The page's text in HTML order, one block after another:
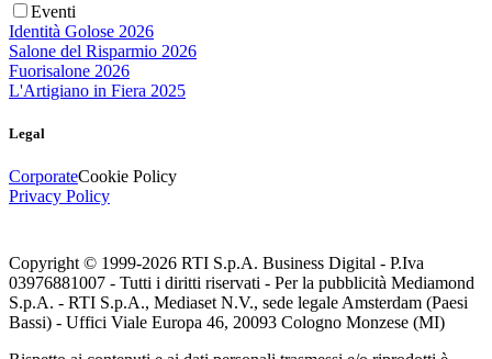
Eventi
Identità Golose 2026
Salone del Risparmio 2026
Fuorisalone 2026
L'Artigiano in Fiera 2025
Legal
CorporateCookie Policy
Privacy Policy
Copyright © 1999-2026 RTI S.p.A. Business Digital - P.Iva
03976881007 - Tutti i diritti riservati - Per la pubblicità Mediamond
S.p.A. - RTI S.p.A., Mediaset N.V., sede legale Amsterdam (Paesi
Bassi) - Uffici Viale Europa 46, 20093 Cologno Monzese (MI)